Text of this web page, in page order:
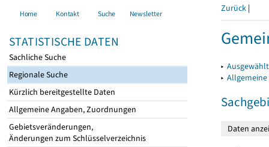
Home Kontakt Suche Newsletter
STATISTISCHE DATEN
Sachliche Suche
Regionale Suche
Kürzlich bereitgestellte Daten
Allgemeine Angaben, Zuordnungen
Gebietsveränderungen,
Änderungen zum Schlüsselverzeichnis
Zurück |
▸
▸